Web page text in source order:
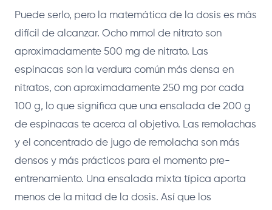
Puede serlo, pero la matemática de la dosis es más
difícil de alcanzar. Ocho mmol de nitrato son
aproximadamente 500 mg de nitrato. Las
espinacas son la verdura común más densa en
nitratos, con aproximadamente 250 mg por cada
100 g, lo que significa que una ensalada de 200 g
de espinacas te acerca al objetivo. Las remolachas
y el concentrado de jugo de remolacha son más
densos y más prácticos para el momento pre-
entrenamiento. Una ensalada mixta típica aporta
menos de la mitad de la dosis. Así que los